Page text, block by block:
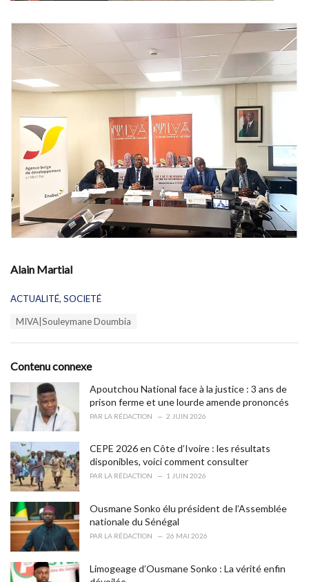
Alain Martial
C
o
r
i
e
s
:
ACTUALITÉ, SOCIETÉ
:
MIVA|Souleymane Doumbia
Contenu connexe
Apoutchou National face à la justice : 3 ans de
prison ferme et une lourde amende prononcés
PAR LA RÉDACTION 2 JUIN 2026
CEPE 2026 en Côte d’Ivoire : les résultats
disponibles, voici comment consulter
PAR LA RÉDACTION 1 JUIN 2026
Ousmane Sonko élu président de l’Assemblée
nationale du Sénégal
PAR LA RÉDACTION 26 MAI 2026
Limogeage d’Ousmane Sonko : La vérité enfin